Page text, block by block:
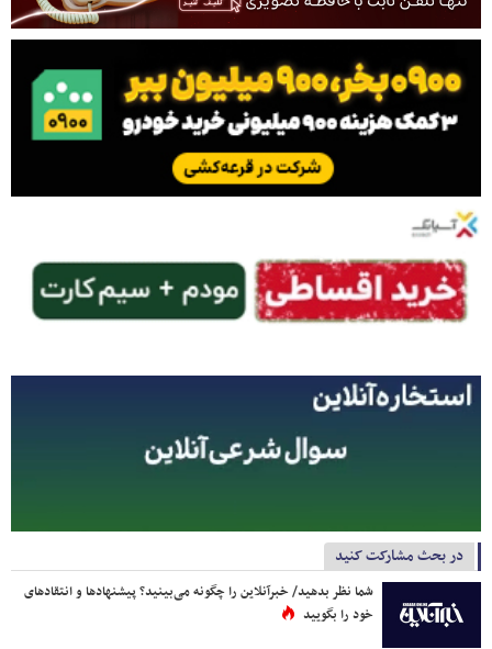
در بحث مشارکت کنید
شما نظر بدهید/ خبرآنلاین را چگونه می‌بینید؟ پیشنهادها و انتقادهای
خود را بگویید